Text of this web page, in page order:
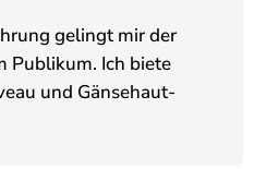
gelingt mir der
Publikum. Ich biete
und Gänsehaut-